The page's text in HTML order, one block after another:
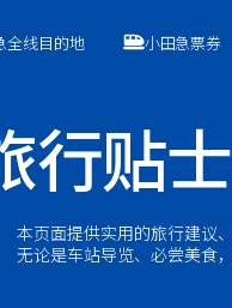
全线目的地 小田急票券
行贴
本页面提供实用的旅行建议
无论是车站导览、必尝美食